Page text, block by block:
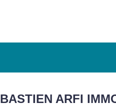
BASTIEN ARFI